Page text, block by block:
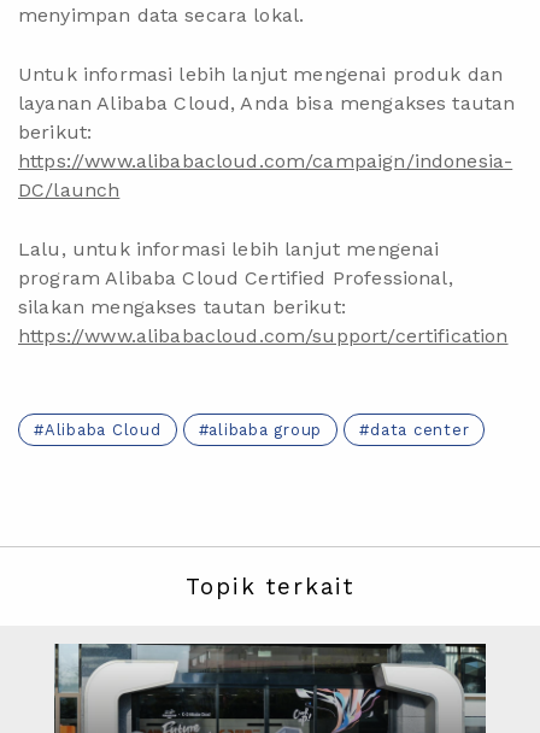
menyimpan data secara lokal.
Untuk informasi lebih lanjut mengenai produk dan
layanan Alibaba Cloud, Anda bisa mengakses tautan
berikut:
https://www.alibabacloud.com/campaign/indonesia-
DC/launch
Lalu, untuk informasi lebih lanjut mengenai
program Alibaba Cloud Certified Professional,
silakan mengakses tautan berikut:
https://www.alibabacloud.com/support/certification
Alibaba Cloud alibaba group data center
Topik terkait